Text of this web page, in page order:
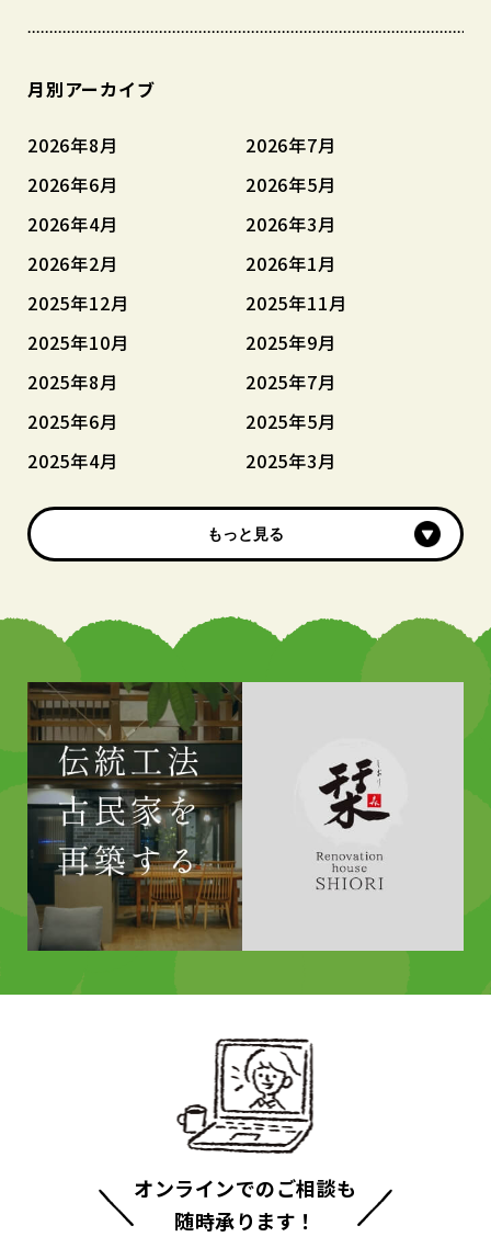
月別アーカイブ
2026年8月
2026年7月
2026年6月
2026年5月
2026年4月
2026年3月
2026年2月
2026年1月
2025年12月
2025年11月
2025年10月
2025年9月
2025年8月
2025年7月
2025年6月
2025年5月
2025年4月
2025年3月
もっと見る
もっと見る
オンラインでのご相談も
随時承ります！